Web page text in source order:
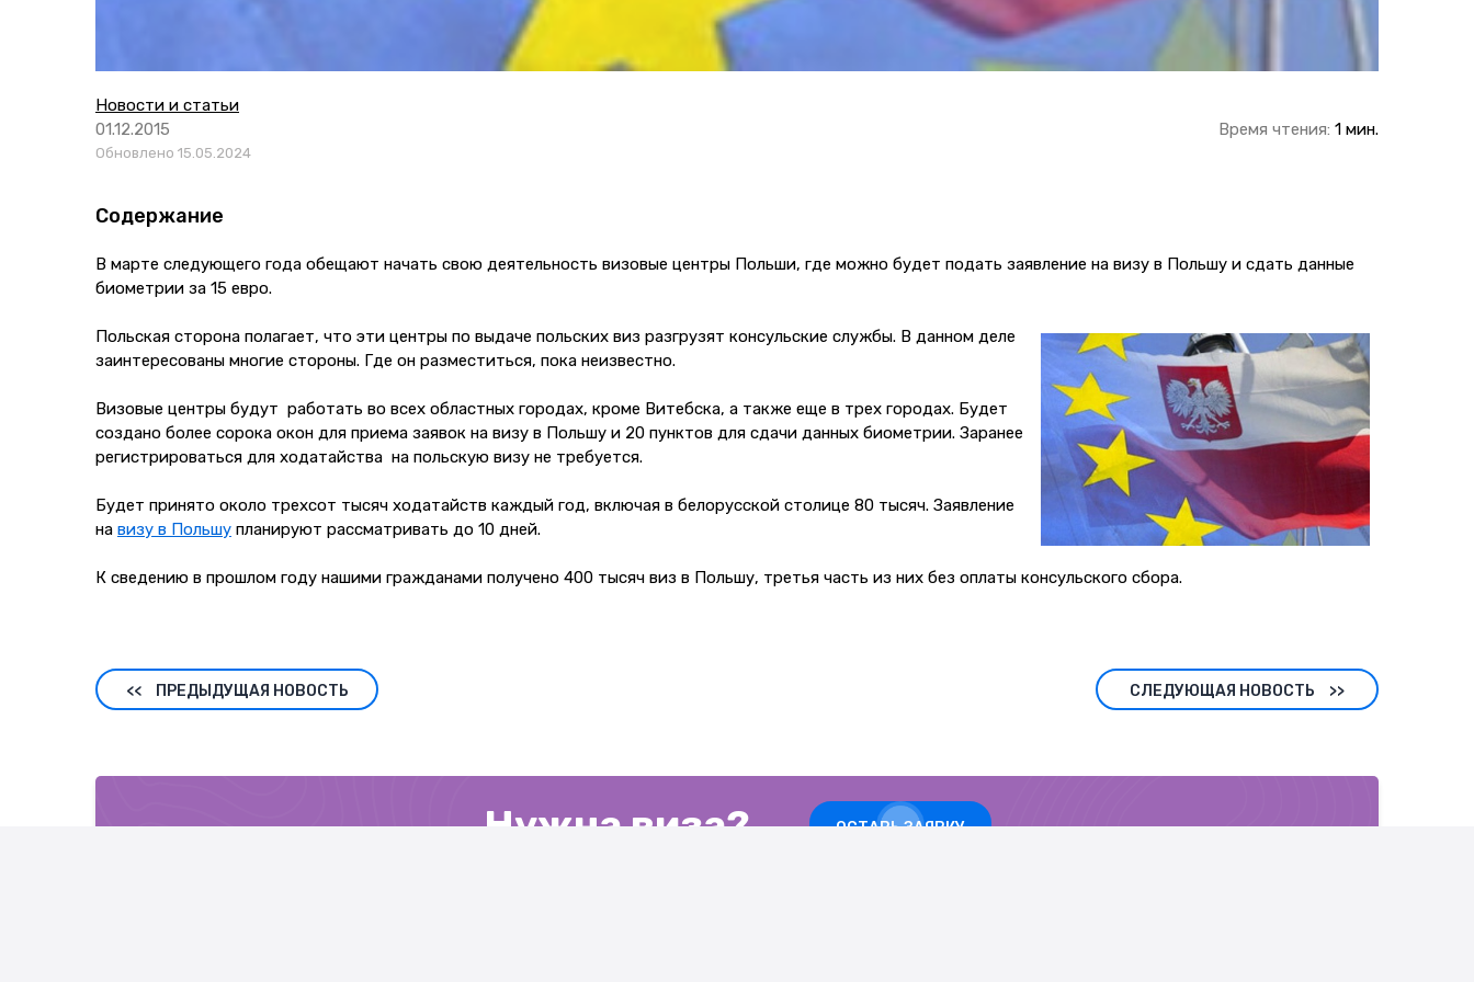
Новости и статьи
01.12.2015
Обновлено 15.05.2024
Время чтения: 1 мин.
Содержание
В марте следующего года обещают начать свою деятельность визовые центры Польши, где можно будет подать заявление на визу в Польшу и сдать данные
биометрии за 15 евро.
Польская сторона полагает, что эти центры по выдаче польских виз разгрузят консульские службы. В данном деле
заинтересованы многие стороны. Где он разместиться, пока неизвестно.
Визовые центры будут работать во всех областных городах, кроме Витебска, а также еще в трех городах. Будет
создано более сорока окон для приема заявок на визу в Польшу и 20 пунктов для сдачи данных биометрии. Заранее
регистрироваться для ходатайства на польскую визу не требуется.
Будет принято около трехсот тысяч ходатайств каждый год, включая в белорусской столице 80 тысяч. Заявление
на визу в Польшу планируют рассматривать до 10 дней.
К сведению в прошлом году нашими гражданами получено 400 тысяч виз в Польшу, третья часть из них без оплаты консульского сбора.
<< ПРЕДЫДУЩАЯ НОВОСТЬ СЛЕДУЮЩАЯ НОВОСТЬ >>
Нужна виза? ОСТАВЬ ЗАЯВКУ